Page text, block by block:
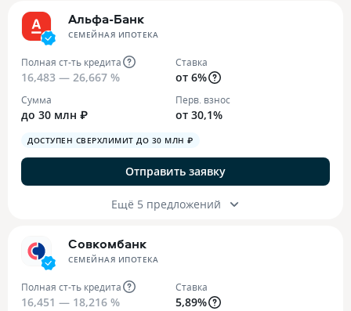
Альфа-Банк
СЕМЕЙНАЯ ИПОТЕКА
Полная ст-ть кредита
16,483 — 26,667 %
Ставка
от 6%
Сумма
до 30 млн ₽
Перв. взнос
от 30,1%
ДОСТУПЕН СВЕРХЛИМИТ ДО 30 МЛН ₽
Отправить заявку
Ещё 5 предложений
Совкомбанк
СЕМЕЙНАЯ ИПОТЕКА
Полная ст-ть кредита
16,451 — 18,216 %
Ставка
5,89%